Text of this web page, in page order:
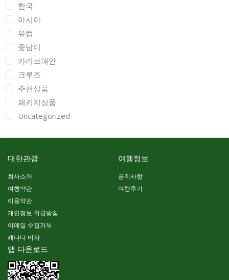
한국
아시아
유럽
중남미
카리브해안
크루즈
추천상품
패키지상품
Uncategorized
대한관광
회사소개
여행약관
이용약관
개인정보 취급방침
이메일 수집거부
캐나다 비자
여행정보
공지사항
여행후기
앱 다운로드